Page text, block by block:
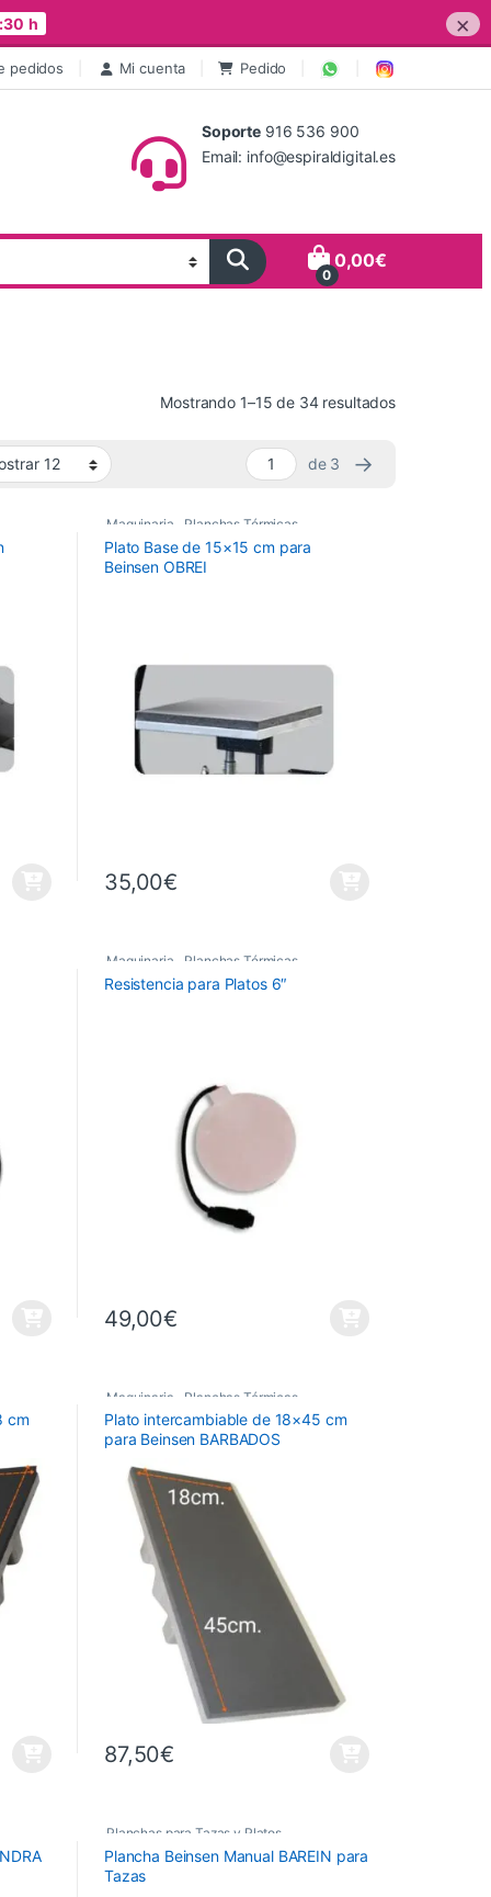
h ×
pedidos Mi cuenta Pedido
Soporte 916 536 900
Email: info@espiraldigital.es
0
0,00€
Mostrando 1–15 de 34 resultadosOrdenado
de 3 →
Maquinaria Planchas Térmicas
Recambios Planchas
Plato Base de 15×15 cm para
Beinsen OBREI
35,00€
Maquinaria Planchas Térmicas
Recambios Planchas
Resistencia para Platos 6″
49,00€
cm
Maquinaria Planchas Térmicas
Recambios Planchas
Plato intercambiable de 18×45 cm
para Beinsen BARBADOS
87,50€
Planchas para Tazas y Platos
Planchas Térmicas
Plancha Beinsen Manual BAREIN para
Tazas